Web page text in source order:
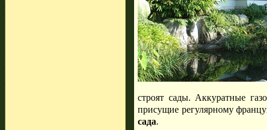
строят сады. Аккуратные
присущие регулярному
сада.